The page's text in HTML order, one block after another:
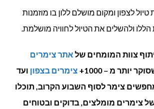
לצפון ומקום מושלם ללון בו מוזמנות
ולהשלים את הטיול לחוויה מושלמת.
צוות המומחים של אתר צימרים
יותר מ – 1000+ צימרים בצפון ועד
צימר לסוף השבוע הקרוב, תוכלו
צימרים מומלצים, בדוקים ובטוחים